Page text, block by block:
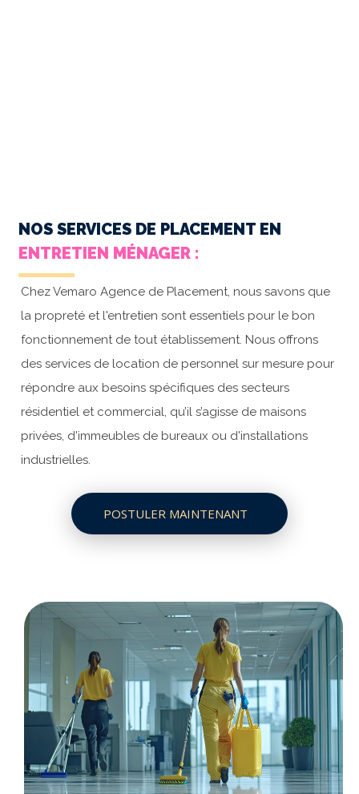
NOS SERVICES DE PLACEMENT EN
ENTRETIEN MÉNAGER :
Chez Vemaro Agence de Placement, nous savons que
la propreté et l'entretien sont essentiels pour le bon
fonctionnement de tout établissement. Nous offrons
des services de location de personnel sur mesure pour
répondre aux besoins spécifiques des secteurs
résidentiel et commercial, qu’il s’agisse de maisons
privées, d'immeubles de bureaux ou d'installations
industrielles.
POSTULER MAINTENANT